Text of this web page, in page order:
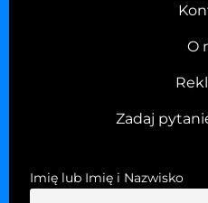
O
Zadaj
Imię lub Imię i Nazwisko